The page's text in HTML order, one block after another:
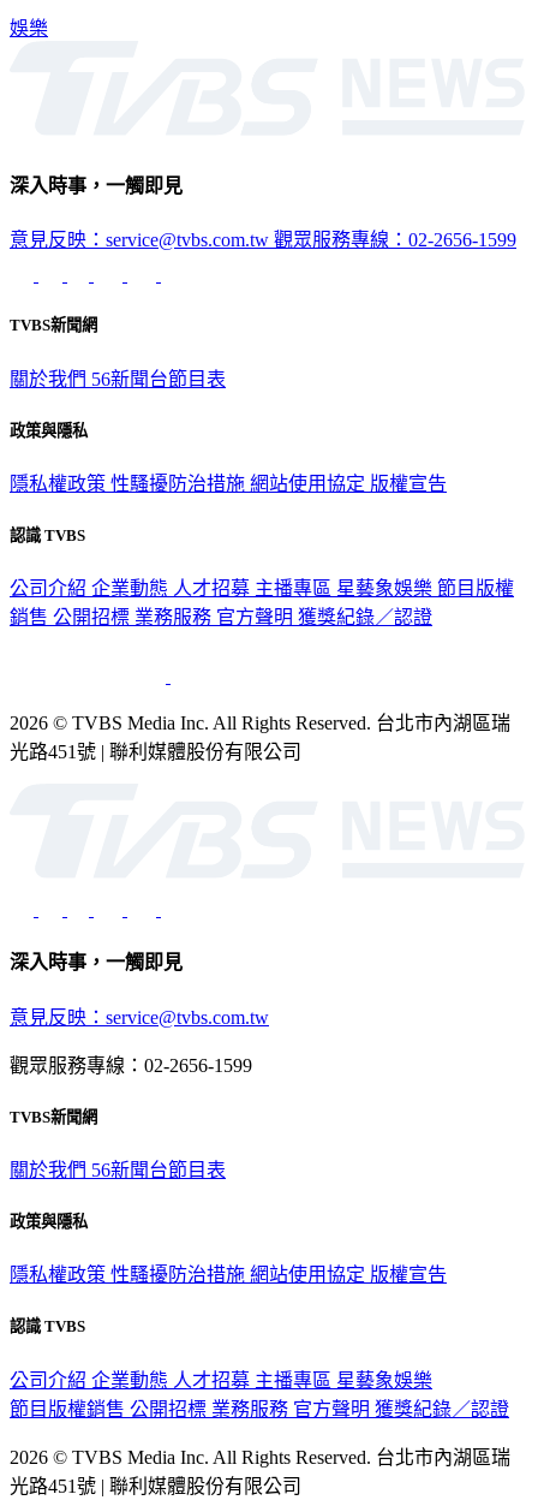
娛樂
深入時事，一觸即見
意見反映：service@tvbs.com.tw 觀眾服務專線：02-2656-1599
TVBS新聞網
關於我們 56新聞台節目表
政策與隱私
隱私權政策 性騷擾防治措施 網站使用協定 版權宣告
認識 TVBS
公司介紹 企業動態 人才招募 主播專區 星藝象娛樂 節目版權
銷售 公開招標 業務服務 官方聲明 獲獎紀錄／認證
2026 © TVBS Media Inc. All Rights Reserved. 台北市內湖區瑞
光路451號 | 聯利媒體股份有限公司
深入時事，一觸即見
意見反映：service@tvbs.com.tw
觀眾服務專線：02-2656-1599
TVBS新聞網
關於我們 56新聞台節目表
政策與隱私
隱私權政策 性騷擾防治措施 網站使用協定 版權宣告
認識 TVBS
公司介紹 企業動態 人才招募 主播專區 星藝象娛樂
節目版權銷售 公開招標 業務服務 官方聲明 獲獎紀錄／認證
2026 © TVBS Media Inc. All Rights Reserved. 台北市內湖區瑞
光路451號 | 聯利媒體股份有限公司